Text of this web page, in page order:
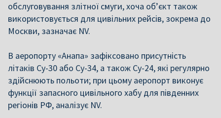
обслуговування злітної смуги, хоча об’єкт також
використовується для цивільних рейсів, зокрема до
Москви, зазначає NV.
В аеропорту «Анапа» зафіксовано присутність
літаків Су-30 або Су-34, а також Су-24, які регулярно
здійснюють польоти; при цьому аеропорт виконує
функції запасного цивільного хабу для південних
регіонів РФ, аналізує NV.